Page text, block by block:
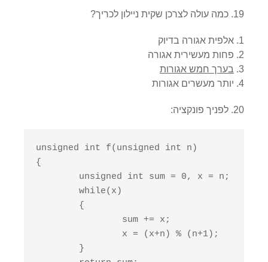
19. כמה עולה לצרכן שקית ניילון לכריך?
אלפית אגורה בדיוק
פחות מעשירית אגורה
בערך חמש אגורות
יותר מעשרים אגורות
20. לפניך פונקציה:
unsigned int f(unsigned int n)
{